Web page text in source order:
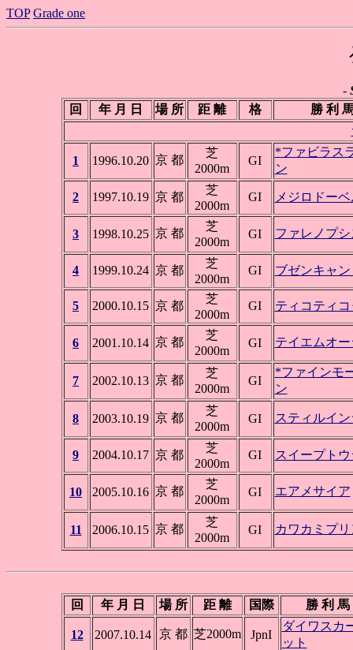
TOP Grade one
-
回
年 月 日 場 所 距 離 格
勝 利
1 1996.10.20 京 都
芝
2000m
GI
*ファビラス
ン
2 1997.10.19 京 都
芝
2000m
GI メジロドーベ
3 1998.10.25 京 都
芝
2000m
GI ファレノプシ
4 1999.10.24 京 都
芝
2000m
GI ブゼンキャ
5 2000.10.15 京 都
芝
2000m
GI ティコティ
6 2001.10.14 京 都
芝
2000m
GI テイエムオ
7 2002.10.13 京 都
芝
2000m
GI
*ファインモ
ン
8 2003.10.19 京 都
芝
2000m
GI スティルイ
9 2004.10.17 京 都
芝
2000m
GI スイープト
10 2005.10.16 京 都
芝
2000m
GI エアメサイア
11 2006.10.15 京 都
芝
2000m
GI カワカミプ
回 年 月 日 場 所 距 離 国際 勝 利 馬
12 2007.10.14 京 都 芝2000m JpnI
ダイワスカ
ット